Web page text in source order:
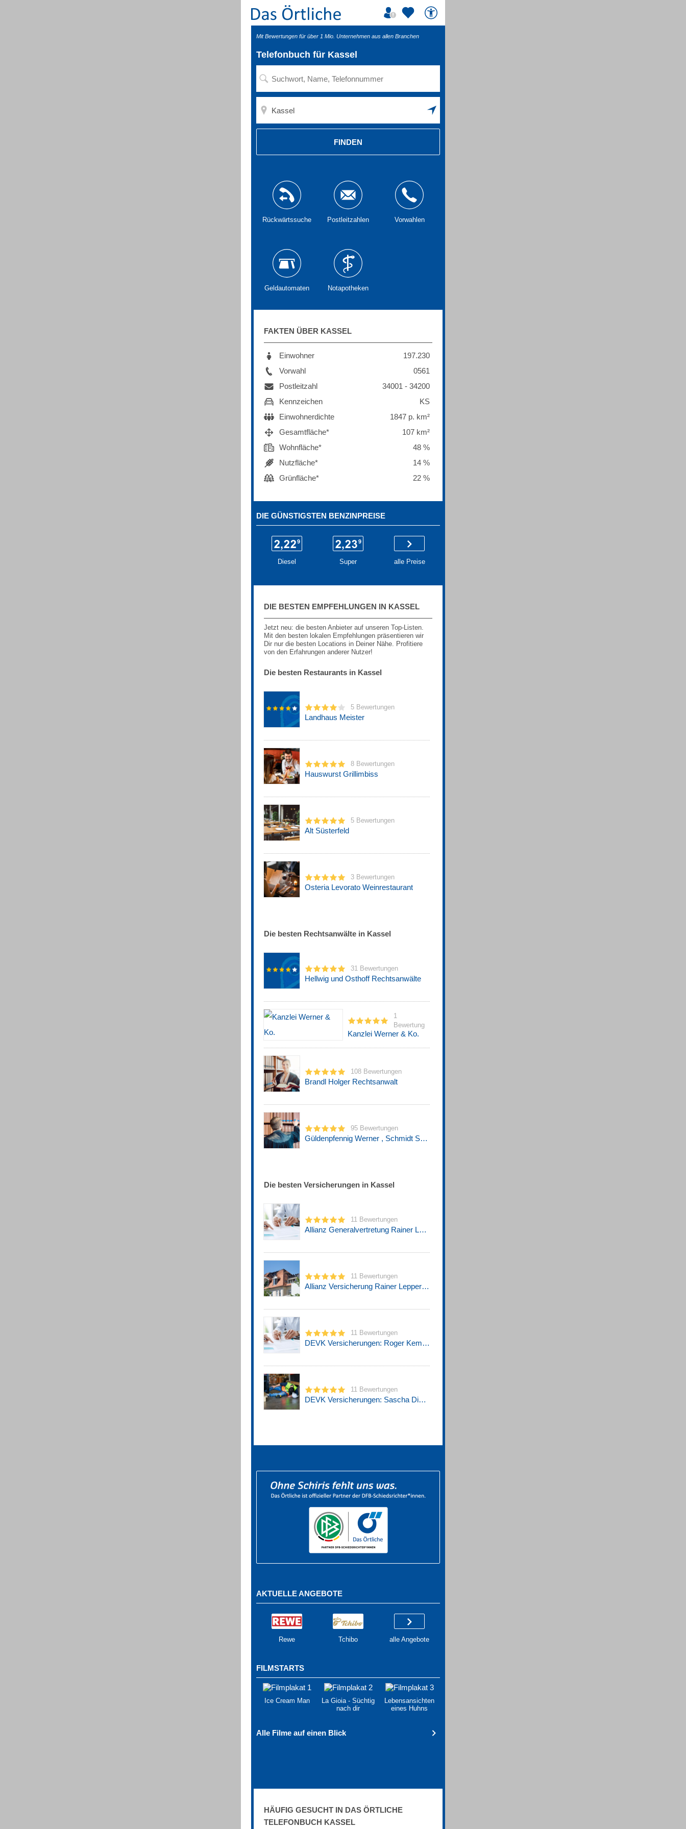
Mit Bewertungen für über 1 Mio. Unternehmen aus allen Branchen
Telefonbuch für Kassel
FINDEN
Rückwärtssuche Postleitzahlen Vorwahlen
Geldautomaten Notapotheken
FAKTEN ÜBER KASSEL
Einwohner
197.230
Vorwahl
0561
Postleitzahl
34001 - 34200
Kennzeichen
KS
Einwohnerdichte
1847 p. km²
Gesamtfläche*
107 km²
Wohnfläche*
48 %
Nutzfläche*
14 %
Grünfläche*
22 %
DIE GÜNSTIGSTEN BENZINPREISE
Diesel Super alle Preise
DIE BESTEN EMPFEHLUNGEN IN KASSEL
Jetzt neu: die besten Anbieter auf unseren Top-Listen.
Mit den besten lokalen Empfehlungen präsentieren wir
Dir nur die besten Locations in Deiner Nähe. Profitiere
von den Erfahrungen anderer Nutzer!
Die besten Restaurants in Kassel
5 Bewertungen
Landhaus Meister
8 Bewertungen
Hauswurst Grillimbiss
5 Bewertungen
Alt Süsterfeld
3 Bewertungen
Osteria Levorato Weinrestaurant
Die besten Rechtsanwälte in Kassel
31 Bewertungen
Hellwig und Osthoff Rechtsanwälte
1
Bewertung
Kanzlei Werner & Ko.
108 Bewertungen
Brandl Holger Rechtsanwalt
95 Bewertungen
Güldenpfennig Werner , Schmidt Sönke u. Schroeter Steffen
Die besten Versicherungen in Kassel
11 Bewertungen
Allianz Generalvertretung Rainer Lepper
11 Bewertungen
Allianz Versicherung Rainer Lepper Generalvertretung in Kassel - Waldau
11 Bewertungen
DEVK Versicherungen: Roger Kempa
11 Bewertungen
DEVK Versicherungen: Sascha Dietrich
AKTUELLE ANGEBOTE
Rewe Tchibo alle Angebote
FILMSTARTS
Ice Cream Man
La Gioia - Süchtig
nach dir
Lebensansichten
eines Huhns
Alle Filme auf einen Blick
HÄUFIG GESUCHT IN DAS ÖRTLICHE
TELEFONBUCH KASSEL